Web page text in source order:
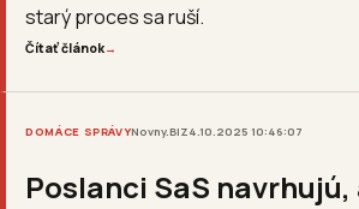
starý proces sa ruší.
Čítať článok→
DOMÁCE SPRÁVYNovny.BIZ4.10.2025 10:46:07
Poslanci SaS navrhujú,